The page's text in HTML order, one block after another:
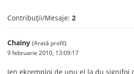
Contribuții/Mesaje: 2
Chainy (Arată profil)
9 februarie 2010, 13:09:17
Jen ekzemploj de unu el la du signifoj